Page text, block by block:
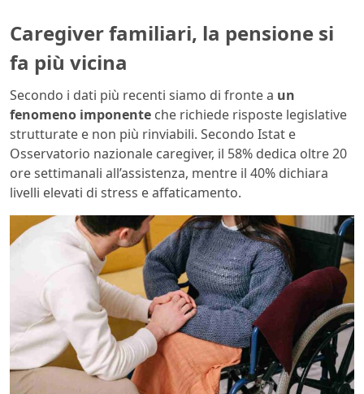
Caregiver familiari, la pensione si
fa più vicina
Secondo i dati più recenti siamo di fronte a un
fenomeno imponente che richiede risposte legislative
strutturate e non più rinviabili. Secondo Istat e
Osservatorio nazionale caregiver, il 58% dedica oltre 20
ore settimanali all’assistenza, mentre il 40% dichiara
livelli elevati di stress e affaticamento.